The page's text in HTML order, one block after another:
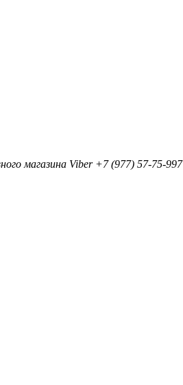
+7 (977) 57-75-997